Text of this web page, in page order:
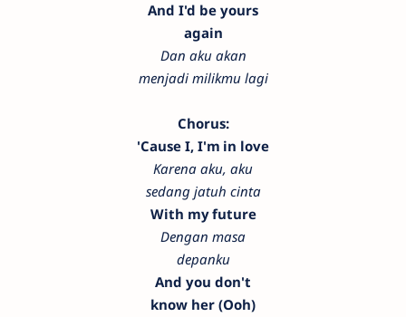
And I'd be yours
again
Dan aku akan
menjadi milikmu lagi
Chorus:
'Cause I, I'm in love
Karena aku, aku
sedang jatuh cinta
With my future
Dengan masa
depanku
And you don't
know her (Ooh)